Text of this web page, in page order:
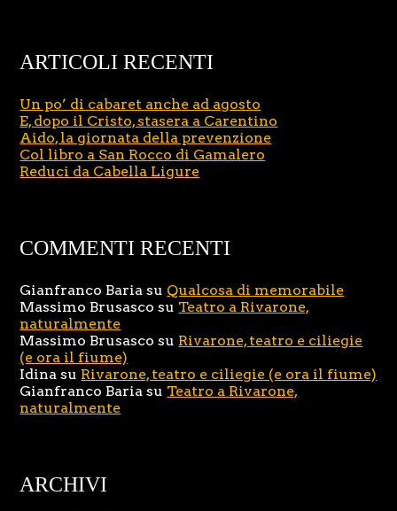
ARTICOLI RECENTI
Un po’ di cabaret anche ad agosto
E, dopo il Cristo, stasera a Carentino
Aido, la giornata della prevenzione
Col libro a San Rocco di Gamalero
Reduci da Cabella Ligure
COMMENTI RECENTI
Gianfranco Baria su Qualcosa di memorabile
Massimo Brusasco su Teatro a Rivarone,
naturalmente
Massimo Brusasco su Rivarone, teatro e ciliegie
(e ora il fiume)
Idina su Rivarone, teatro e ciliegie (e ora il fiume)
Gianfranco Baria su Teatro a Rivarone,
naturalmente
ARCHIVI